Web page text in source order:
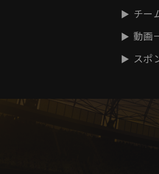
チー
動画
スポ